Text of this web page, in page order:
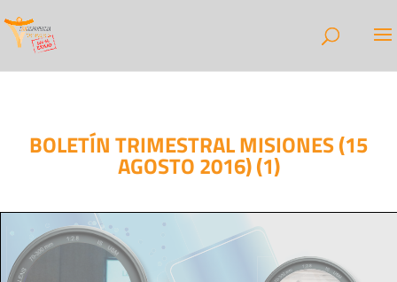
BOLETÍN TRIMESTRAL MISIONES (15
AGOSTO 2016) (1)